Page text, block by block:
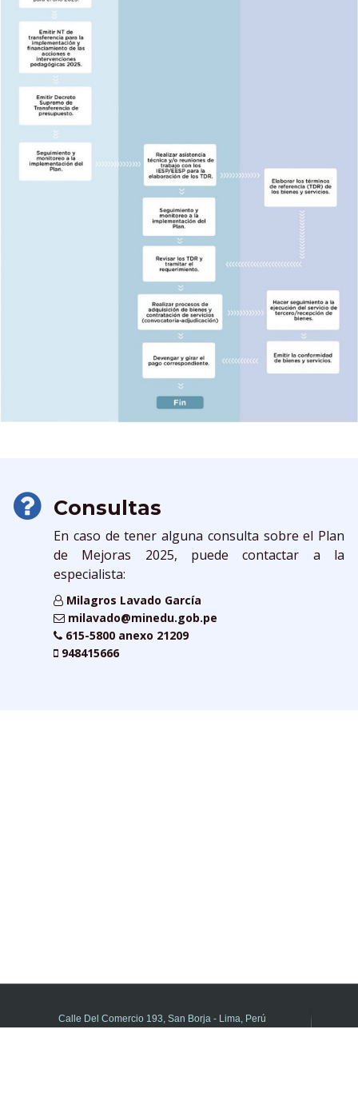
Consultas
En caso de tener alguna consulta sobre el Plan
de Mejoras 2025, puede contactar a la
especialista:
Milagros Lavado García
milavado@minedu.gob.pe
615-5800 anexo 21209
948415666
Calle Del Comercio 193, San Borja - Lima, Perú